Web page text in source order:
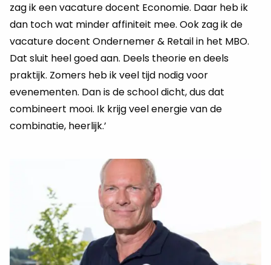
zag ik een vacature docent Economie. Daar heb ik
dan toch wat minder affiniteit mee. Ook zag ik de
vacature docent Ondernemer & Retail in het MBO.
Dat sluit heel goed aan. Deels theorie en deels
praktijk. Zomers heb ik veel tijd nodig voor
evenementen. Dan is de school dicht, dus dat
combineert mooi. Ik krijg veel energie van de
combinatie, heerlijk.’